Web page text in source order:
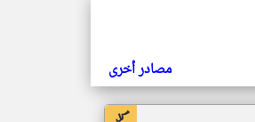
مصادر أخرى